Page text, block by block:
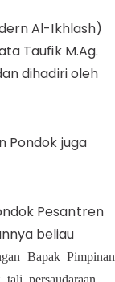
Al-Ikhlash)
Taufik M.Ag.
dihadiri oleh
Pondok juga
Pesantren
beliau
Bapak Pimpinan
persaudaraan